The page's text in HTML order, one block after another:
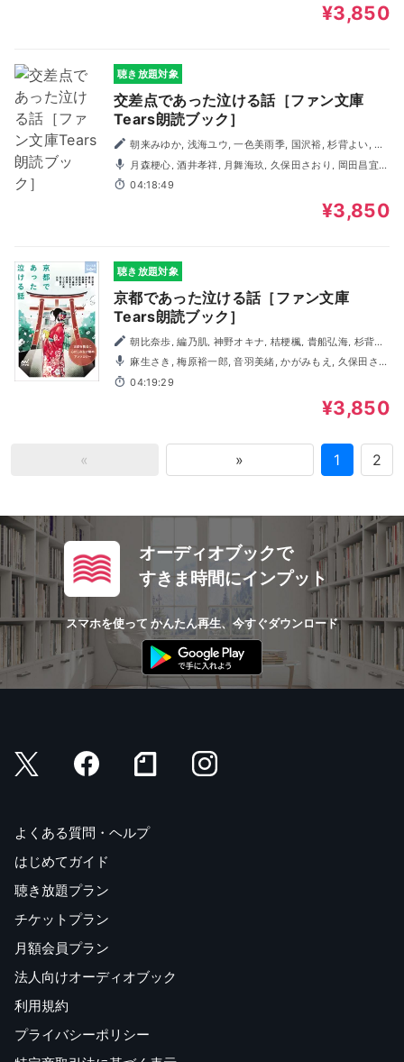
¥3,850
聴き放題対象
交差点であった泣ける話［ファン文庫
Tears朗読ブック］
朝来みゆか, 浅海ユウ, 一色美雨季, 国沢裕, 杉背よい, 天
ヶ森雀, 鳴海澪, 猫屋ちゃき, ひらび久美, 溝口智子, 南潔, 矢
凪
WAKASAYURI, 藤井孝弘, 東條大輔, 音羽美緒, 夢咲叶
04:18:49
¥3,850
聴き放題対象
京都であった泣ける話［ファン文庫
Tears朗読ブック］
朝比奈歩, 編乃肌, 神野オキナ, 桔梗楓, 貴船弘海, 杉背よ
い, 天ヶ森雀, 那識あきら, 鳴海澪, ひらび久美, 溝口智子, 矢
凪
り, 酒井孝祥, 篠崎愛, 月舞海玖, 藤井孝弘, 眞壁ゆみ,
WAKASAYURI, わたなべかずひろ
04:19:29
¥3,850
« » 1 2
オーディオブックで
すきま時間にインプット
スマホを使って かんたん再生、今すぐダウンロード
よくある質問・ヘルプ
はじめてガイド
聴き放題プラン
チケットプラン
月額会員プラン
法人向けオーディオブック
利用規約
プライバシーポリシー